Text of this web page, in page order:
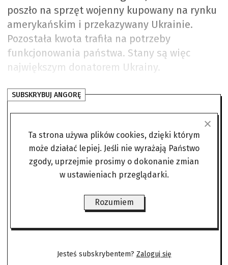
poszło na sprzęt wojenny kupowany na rynku
amerykańskim i przekazywany Ukrainie.
Pozostała kwota trafiła na potrzeby
funkcjonowania państwa. Stany są więc
największym donatorem Ukrainy.
SUBSKRYBUJ ANGORĘ
Czytaj bez żadnych ograniczeń
gdzie i kiedy chcesz.
Już od
Jesteś subskrybentem? Zaloguj się
Ta strona używa plików cookies, dzięki którym
może działać lepiej. Jeśli nie wyrażają Państwo
zgody, uprzejmie prosimy o dokonanie zmian
w ustawieniach przeglądarki.
Rozumiem